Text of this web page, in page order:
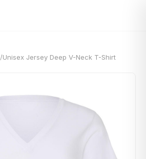
/Unisex Jersey Deep V-Neck T-Shirt